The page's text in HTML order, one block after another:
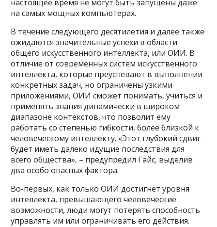
настоящее время не могут быть запущены даже
на самых мощных компьютерах.
В течение следующего десятилетия и далее также
ожидаются значительные успехи в области
общего искусственного интеллекта, или ОИИ. В
отличие от современных систем искусственного
интеллекта, которые преуспевают в выполнении
конкретных задач, но ограничены узкими
приложениями, ОИИ сможет понимать, учиться и
применять знания динамически в широком
диапазоне контекстов, что позволит ему
работать со степенью гибкости, более близкой к
человеческому интеллекту. «Этот глубокий сдвиг
будет иметь далеко идущие последствия для
всего общества», – предупредил Гайс, выделив
два особо опасных фактора.
Во-первых, как только ОИИ достигнет уровня
интеллекта, превышающего человеческие
возможности, люди могут потерять способность
управлять им или ограничивать его действия.